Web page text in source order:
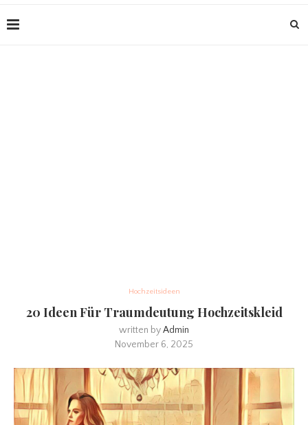
Hochzeitsideen
20 Ideen Für Traumdeutung Hochzeitskleid
written byAdmin
November 6, 2025